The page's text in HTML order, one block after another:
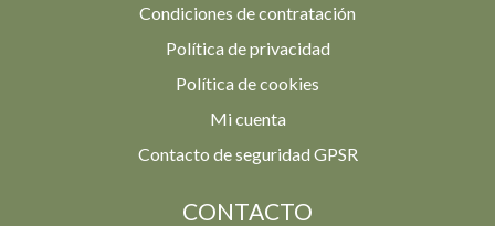
Condiciones de contratación
Política de privacidad
Política de cookies
Mi cuenta
Contacto de seguridad GPSR
CONTACTO